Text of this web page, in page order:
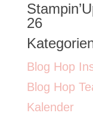
26
Blog Hop
Blog Hop
Kalender